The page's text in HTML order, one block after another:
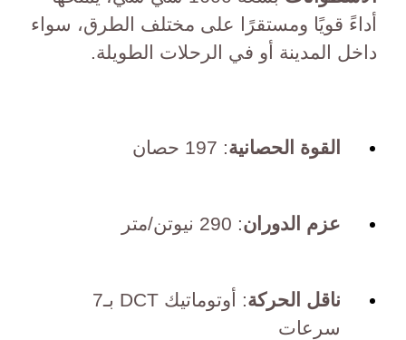
أداءً قويًا ومستقرًا على مختلف الطرق، سواء
داخل المدينة أو في الرحلات الطويلة.
القوة الحصانية: 197 حصان
عزم الدوران: 290 نيوتن/متر
ناقل الحركة
: أوتوماتيك DCT بـ7
سرعات